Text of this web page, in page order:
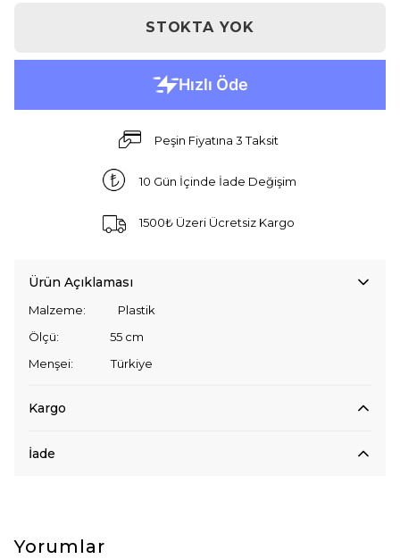
STOKTA YOK
Peşin Fiyatına 3 Taksit
10 Gün İçinde İade Değişim
1500₺ Üzeri Ücretsiz Kargo
Ürün Açıklaması
Malzeme: Plastik
Ölçü: 55 cm
Menşei: Türkiye
Kargo
İade
Yorumlar